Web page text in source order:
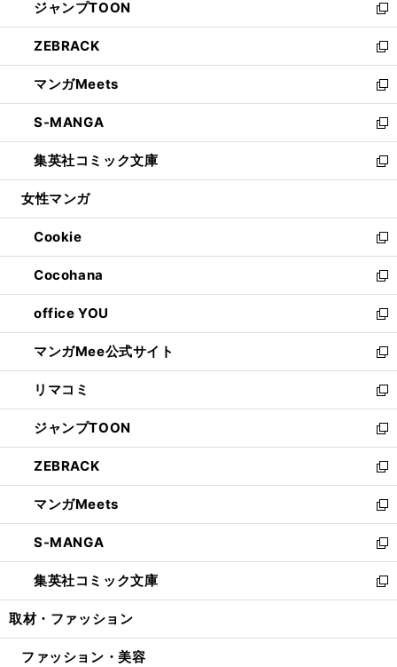
く
で
開
く
ド
ウ
で
開
く
ィ
ン
ド
ウ
で
開
く
い
ウ
ィ
ン
ド
ウ
で
開
く
ジャンプTOON
新
し
い
ウ
ィ
ン
ド
ウ
で
開
ZEBRACK
新
し
い
ウ
ィ
ン
ド
ウ
開
く
マンガMeets
新
し
い
ウ
ィ
ン
ウ
で
開
く
S-MANGA
新
し
い
ウ
ン
ド
ウ
で
開
く
集英社コミック文庫
新
し
ウ
ィ
ン
ド
ウ
で
開
く
女性マンガ
Cookie
新
し
い
ウ
ィ
ン
ド
ウ
で
開
く
Cocohana
新
し
い
ウ
ィ
ン
ド
ウ
で
開
く
office YOU
新
し
い
ウ
ィ
ン
ド
ウ
で
開
く
マンガMee公式サイト
新
し
い
ウ
ィ
ン
ド
ウ
で
開
く
リマコミ
新
し
い
ウ
ィ
ン
ド
ウ
で
開
く
ジャンプTOON
新
し
い
ウ
ィ
ン
ド
ウ
で
開
ZEBRACK
新
し
い
ウ
ィ
ン
ド
ウ
開
マンガMeets
新
し
い
ウ
ィ
ン
ウ
S-MANGA
新
し
い
ウ
ン
集英社コミック文庫
新
し
ウ
取材・ファッション
ファッション・美容